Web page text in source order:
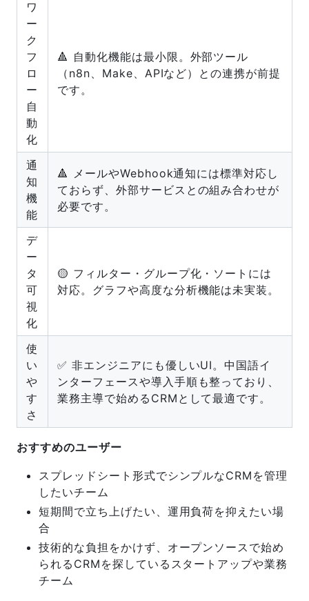
ワ
ー
ク
フ
ロ
ー
自
動
化
🔺 自動化機能は最小限。外部ツール
（n8n、Make、APIなど）との連携が前提
です。
通
知
機
能
🔺 メールやWebhook通知には標準対応し
ておらず、外部サービスとの組み合わせが
必要です。
デ
ー
タ
可
視
化
🟡 フィルター・グループ化・ソートには
対応。グラフや高度な分析機能は未実装。
使
い
や
す
さ
✅ 非エンジニアにも優しいUI。中国語イ
ンターフェースや導入手順も整っており、
業務主導で始めるCRMとして最適です。
おすすめのユーザー
スプレッドシート形式でシンプルなCRMを管理
したいチーム
短期間で立ち上げたい、運用負荷を抑えたい場
合
技術的な負担をかけず、オープンソースで始め
られるCRMを探しているスタートアップや業務
チーム